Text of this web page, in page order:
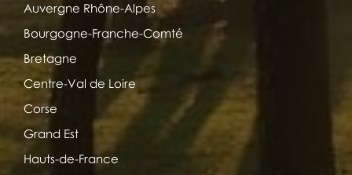
Auvergne Rhône-Alpes
Bourgogne-Franche-Comté
Bretagne
Centre-Val de Loire
Corse
Grand Est
Hauts-de-France